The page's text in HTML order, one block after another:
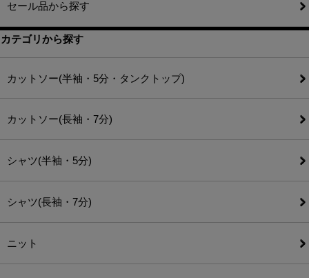
セール品から探す
カテゴリから探す
カットソー(半袖・5分・タンクトップ)
カットソー(長袖・7分)
シャツ(半袖・5分)
シャツ(長袖・7分)
ニット